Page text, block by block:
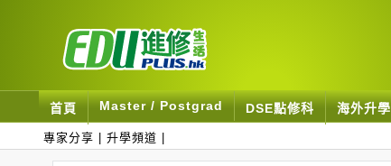
首頁 Master / Postgrad DSE點修科 海外升學
專家分享 升學頻道